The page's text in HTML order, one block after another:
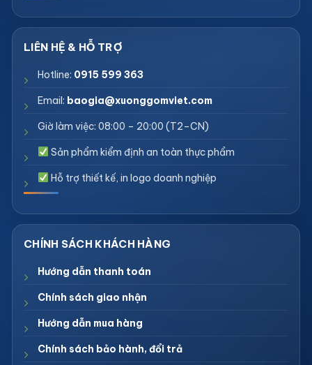
Hotline: 0915 599 363
Email: baogia@xuonggomviet.com
Giờ làm việc: 08:00 – 20:00 (T2–CN)
Sản phẩm kiểm định an toàn thực phẩm
Hỗ trợ thiết kế, in logo doanh nghiệp
Hướng dẫn thanh toán
Chính sách giao nhận
Hướng dẫn mua hàng
Chính sách bảo hành, đổi trả